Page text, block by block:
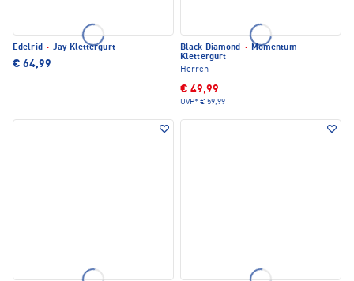
Edelrid · Jay Klettergurt
€ 64,99
Black Diamond · Momentum
Klettergurt
Herren
€ 49,99
UVP* € 59,99